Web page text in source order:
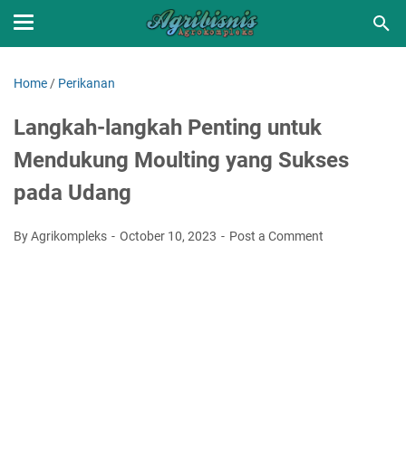
Home / Perikanan
Langkah-langkah Penting untuk
Mendukung Moulting yang Sukses
pada Udang
By Agrikompleks October 10, 2023 Post a Comment